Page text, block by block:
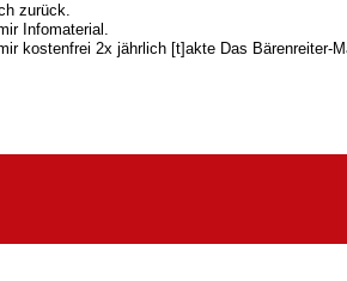
zurück.
Infomaterial.
kostenfrei 2x jährlich [t]akte Das Bärenreiter-